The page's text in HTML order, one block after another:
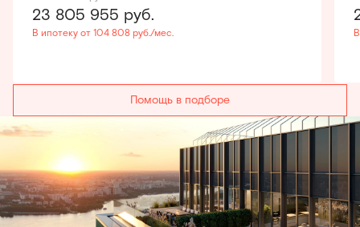
23 805 955 руб.
В ипотеку от 104 808 руб./мес.
Помощь в подборе